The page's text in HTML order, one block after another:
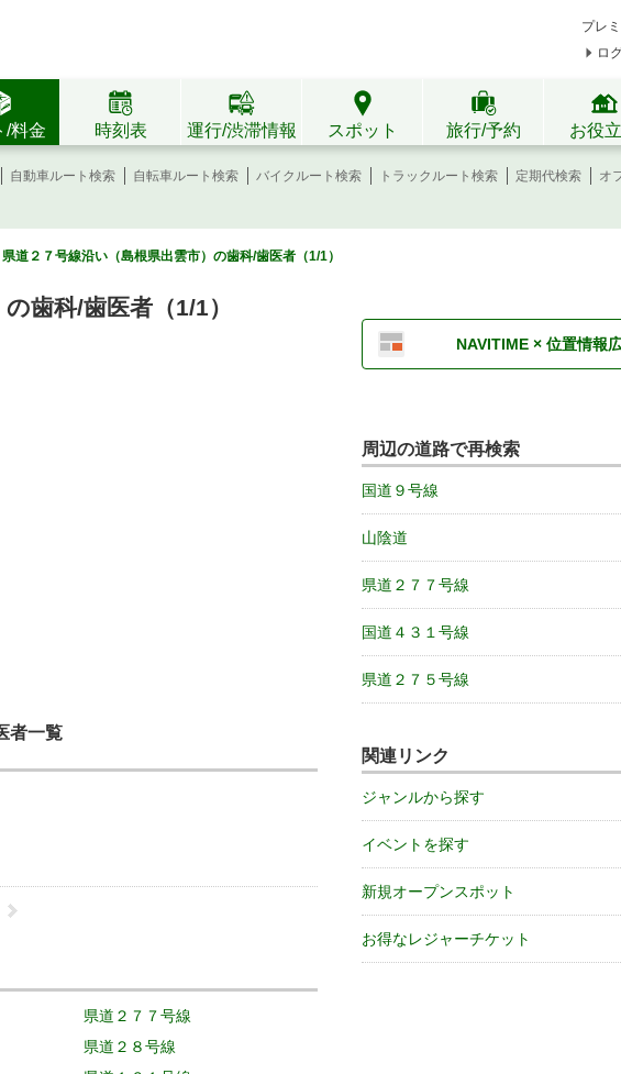
プレ
ロ
/料金 時刻表 運行/渋滞情報 スポット 旅行/予約 お役
自動車ルート検索 自転車ルート検索 バイクルート検索 トラックルート検索 定期代検索 オ
県道２７号線沿い（島根県出雲市）の歯科/歯医者（1/1）
歯科/歯医者（1/1）
者一覧
県道２７７号線
県道２８号線
NAVITIME × 位置情報
周辺の道路で再検索
国道９号線
山陰道
県道２７７号線
国道４３１号線
県道２７５号線
関連リンク
ジャンルから探す
イベントを探す
新規オープンスポット
お得なレジャーチケット